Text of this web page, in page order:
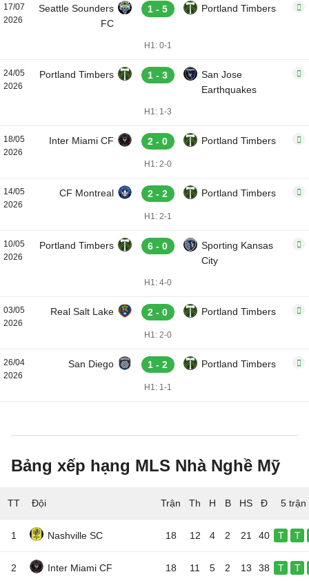
17/07
2026
Seattle Sounders
FC
1 - 5 Portland Timbers
H1: 0-1
24/05
2026
Portland Timbers 1 - 3
San Jose
Earthquakes
H1: 1-3
18/05
2026
Inter Miami CF 2 - 0 Portland Timbers
H1: 2-0
14/05
2026
CF Montreal 2 - 2 Portland Timbers
H1: 2-1
10/05
2026
Portland Timbers 6 - 0
Sporting Kansas
City
H1: 4-0
03/05
2026
Real Salt Lake 2 - 0 Portland Timbers
H1: 2-0
26/04
2026
San Diego 1 - 2 Portland Timbers
H1: 1-1
Bảng xếp hạng MLS Nhà Nghề Mỹ
TT Đội 5 trận
1 Nashville SC 18 12 4 2 21 40 T T
2 Inter Miami CF 18 11 5 2 13 38 T T